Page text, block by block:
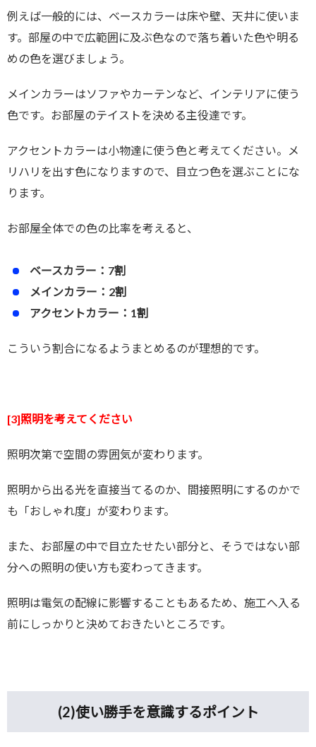
例えば一般的には、ベースカラーは床や壁、天井に使いま
す。部屋の中で広範囲に及ぶ色なので落ち着いた色や明る
めの色を選びましょう。
メインカラーはソファやカーテンなど、インテリアに使う
色です。お部屋のテイストを決める主役達です。
アクセントカラーは小物達に使う色と考えてください。メ
リハリを出す色になりますので、目立つ色を選ぶことにな
ります。
お部屋全体での色の比率を考えると、
ベースカラー：7割
メインカラー：2割
アクセントカラー：1割
こういう割合になるようまとめるのが理想的です。
[3]照明を考えてください
照明次第で空間の雰囲気が変わります。
照明から出る光を直接当てるのか、間接照明にするのかで
も「おしゃれ度」が変わります。
また、お部屋の中で目立たせたい部分と、そうではない部
分への照明の使い方も変わってきます。
照明は電気の配線に影響することもあるため、施工へ入る
前にしっかりと決めておきたいところです。
(2)使い勝手を意識するポイント